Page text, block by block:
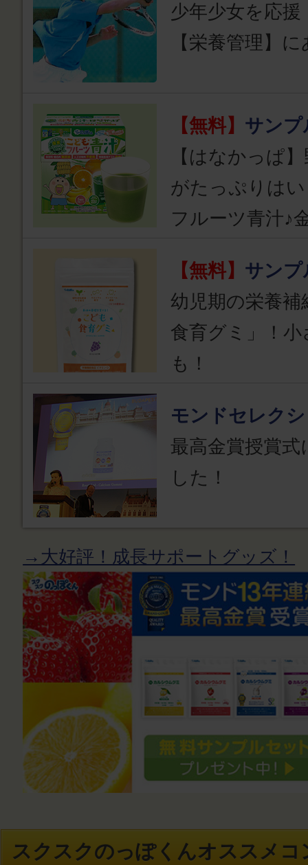
少年少女を応
【栄養管理】
【無料】 サンプ
【はなかっぱ
がたっぷりは
フルーツ青汁♪
【無料】 サンプ
幼児期の栄養
食育グミ」！
も！
モンドセレク
最高金賞授賞
した！
→大好評！成長サポートグッズ！
スクスクのっぽくんオススメコ